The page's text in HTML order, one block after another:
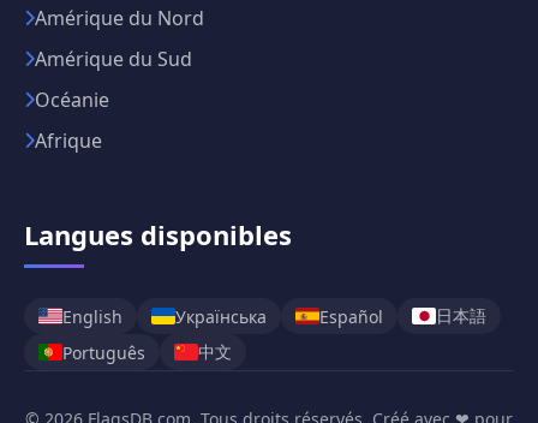
Amérique du Nord
Amérique du Sud
Océanie
Afrique
Langues disponibles
English Українська Español
日本語
Português
中文